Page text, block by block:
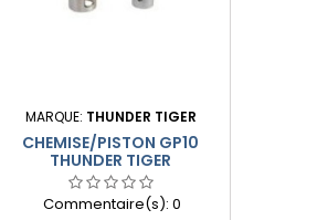
MARQUE: THUNDER TIGER
CHEMISE/PISTON GP10
THUNDER TIGER
Commentaire(s): 0